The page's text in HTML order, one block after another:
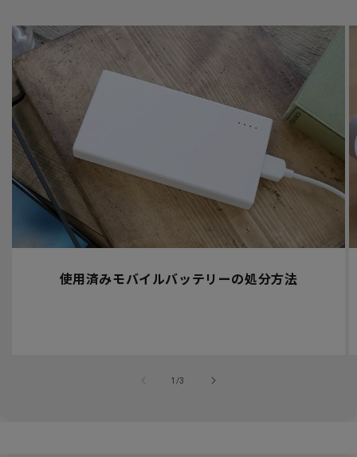
使用済みモバイルバッテリーの処分方法
1 /
の3